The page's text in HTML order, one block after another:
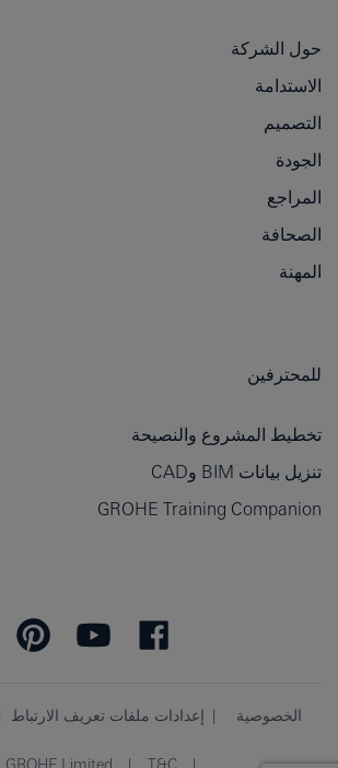
حول الشركة
الاستدامة
التصميم
الجودة
المراجع
الصحافة
المهنة
للمحترفين
تخطيط المشروع والنصيحة
تنزيل بيانات BIM وCAD
GROHE Training Companion
الخصوصية إعدادات ملفات تعريف الارتباط